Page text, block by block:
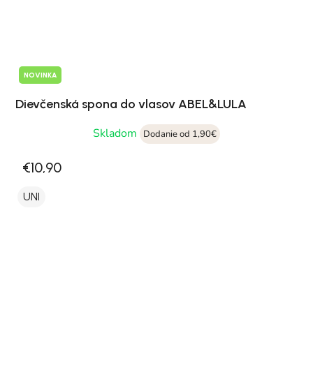
NOVINKA
Dievčenská spona do vlasov ABEL&LULA
Skladom
Dodanie od 1,90€
€10,90
UNI